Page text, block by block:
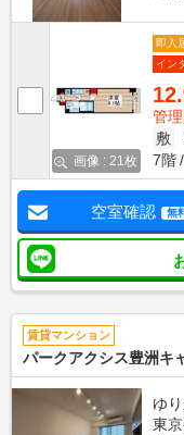
画像 : 21枚
即入
イン
管
敷
7階
空室確認 無
賃貸マンション
パークアクシス豊洲キ
ゆ
東